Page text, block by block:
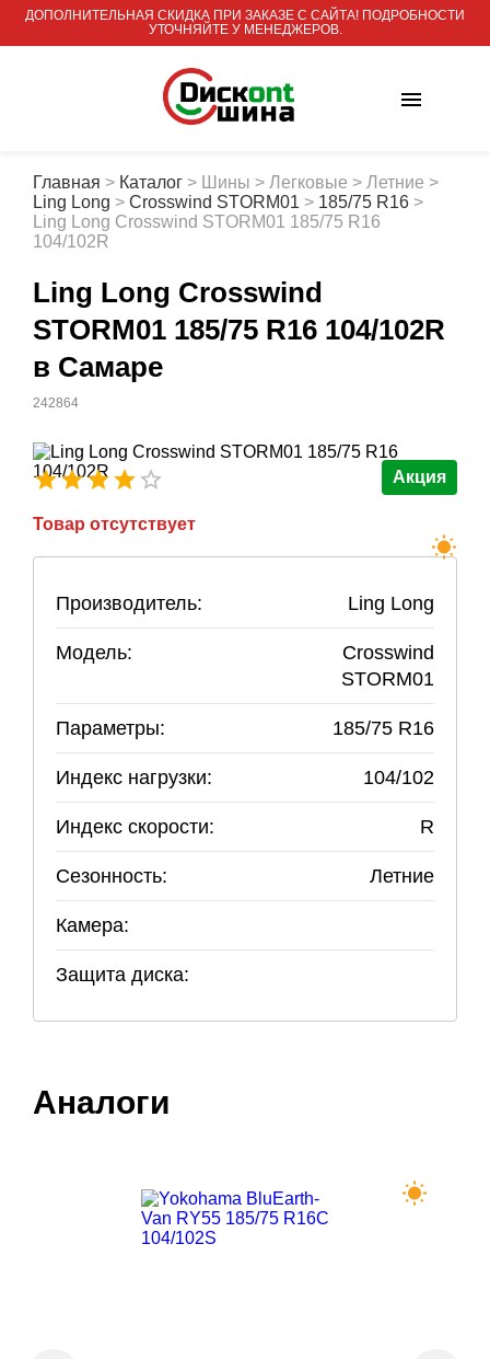
ДОПОЛНИТЕЛЬНАЯ СКИДКА ПРИ ЗАКАЗЕ С САЙТА! ПОДРОБНОСТИ
УТОЧНЯЙТЕ У МЕНЕДЖЕРОВ.
Главная > Каталог > Шины > Легковые > Летние >
Ling Long > Crosswind STORM01 > 185/75 R16 >
Ling Long Crosswind STORM01 185/75 R16
104/102R
Ling Long Crosswind
STORM01 185/75 R16 104/102R
в Самаре
242864
Акция
Товар отсутствует
Производитель: Ling Long
Модель:
Crosswind
STORM01
Параметры: 185/75 R16
Индекс нагрузки: 104/102
Индекс скорости: R
Сезонность: Летние
Камера:
Защита диска:
Аналоги